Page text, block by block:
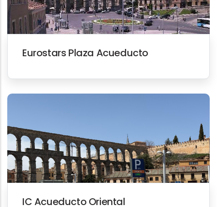
Eurostars Plaza Acueducto
IC Acueducto Oriental